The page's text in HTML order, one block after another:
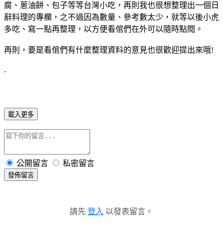
腐、蔥油餅、包子等等台灣小吃，再則我也很想整理出一個日
辭料理的專欄，之不過因為數量、參考數太少，就等以後小虎
多吃、寫一點再整理，以方便看倌們在外可以隨時點閱。
再則，要是看倌們有什麼整理資料的意見也很歡迎提出來哦!
載入更多
公開留言 私密留言
發佈留言
請先 登入 以發表留言。